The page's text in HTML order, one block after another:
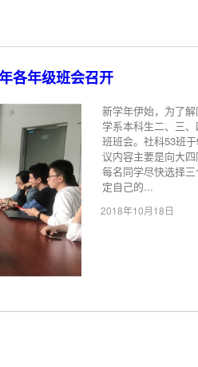
各年级班会召开
新学年伊始，为了
学系本科生二、三
班班会。社科53班
议内容主要是向大
每名同学尽快选择
定自己的...
2018年10月18日